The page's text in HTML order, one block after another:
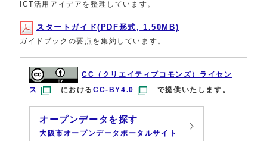
ICT活用アイデアを整理しています。
スタートガイド(PDF形式, 1.50MB)
ガイドブックの要点を集約しています。
CC（クリエイティブコモンズ）ライセン
ス
におけるCC-BY4.0 で提供いたします。
オープンデータを探す
大阪市オープンデータポータルサイト